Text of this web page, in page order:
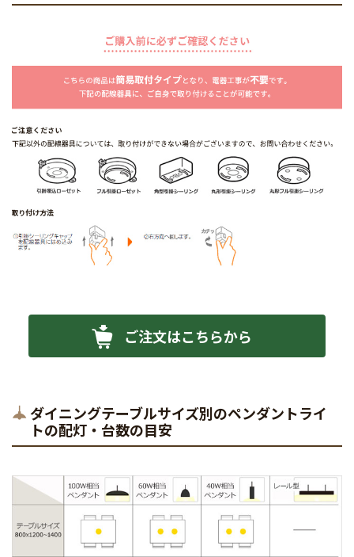
ご注文はこちらから
ダイニングテーブルサイズ別のペンダントライ
トの配灯・台数の目安